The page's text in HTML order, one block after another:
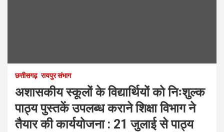
छत्तीसगढ़ रायपुर संभाग
अशासकीय स्कूलों के विद्यार्थियों को निःशुल्क
पाठ्य पुस्तकें उपलब्ध कराने शिक्षा विभाग ने
तैयार की कार्ययोजना : 21 जुलाई से पाठ्य